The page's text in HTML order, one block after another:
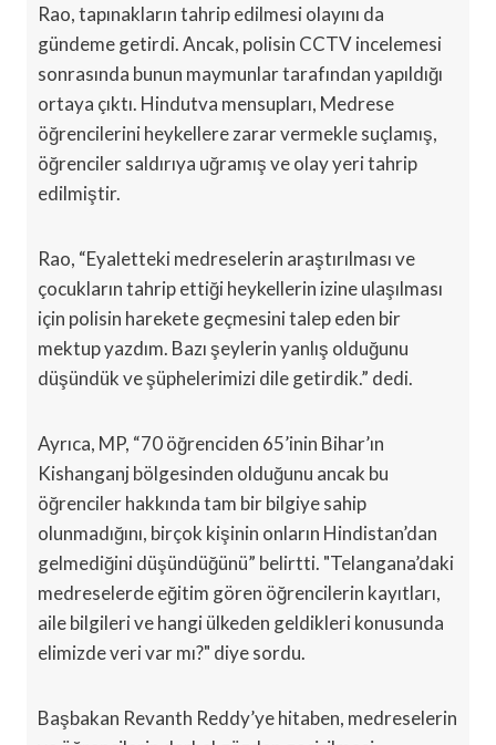
Rao, tapınakların tahrip edilmesi olayını da
gündeme getirdi. Ancak, polisin CCTV incelemesi
sonrasında bunun maymunlar tarafından yapıldığı
ortaya çıktı. Hindutva mensupları, Medrese
öğrencilerini heykellere zarar vermekle suçlamış,
öğrenciler saldırıya uğramış ve olay yeri tahrip
edilmiştir.
Rao, “Eyaletteki medreselerin araştırılması ve
çocukların tahrip ettiği heykellerin izine ulaşılması
için polisin harekete geçmesini talep eden bir
mektup yazdım. Bazı şeylerin yanlış olduğunu
düşündük ve şüphelerimizi dile getirdik.” dedi.
Ayrıca, MP, “70 öğrenciden 65’inin Bihar’ın
Kishanganj bölgesinden olduğunu ancak bu
öğrenciler hakkında tam bir bilgiye sahip
olunmadığını, birçok kişinin onların Hindistan’dan
gelmediğini düşündüğünü” belirtti. "Telangana’daki
medreselerde eğitim gören öğrencilerin kayıtları,
aile bilgileri ve hangi ülkeden geldikleri konusunda
elimizde veri var mı?" diye sordu.
Başbakan Revanth Reddy’ye hitaben, medreselerin